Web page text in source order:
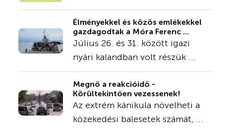
Élményekkel és közös emlékekkel
gazdagodtak a Móra Ferenc ...
Július 26. és 31. között igazi
nyári kalandban volt részük ...
Megnő a reakcióidő -
Körültekintően vezessenek!
Az extrém kánikula növelheti a
közekedési balesetek számát, ...